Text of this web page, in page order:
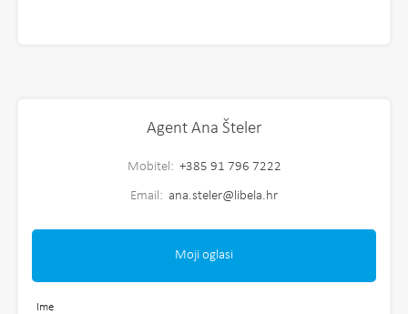
Agent Ana Šteler
Mobitel: +385 91 796 7222
Email: ana.steler@libela.hr
Moji oglasi
Ime